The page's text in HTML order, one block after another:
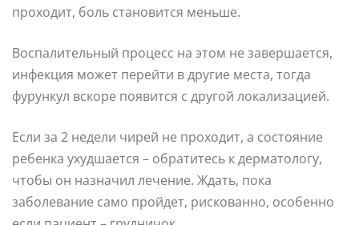
проходит, боль становится меньше.
Воспалительный процесс на этом не завершается,
инфекция может перейти в другие места, тогда
фурункул вскоре появится с другой локализацией.
Если за 2 недели чирей не проходит, а состояние
ребенка ухудшается – обратитесь к дерматологу,
чтобы он назначил лечение. Ждать, пока
заболевание само пройдет, рискованно, особенно